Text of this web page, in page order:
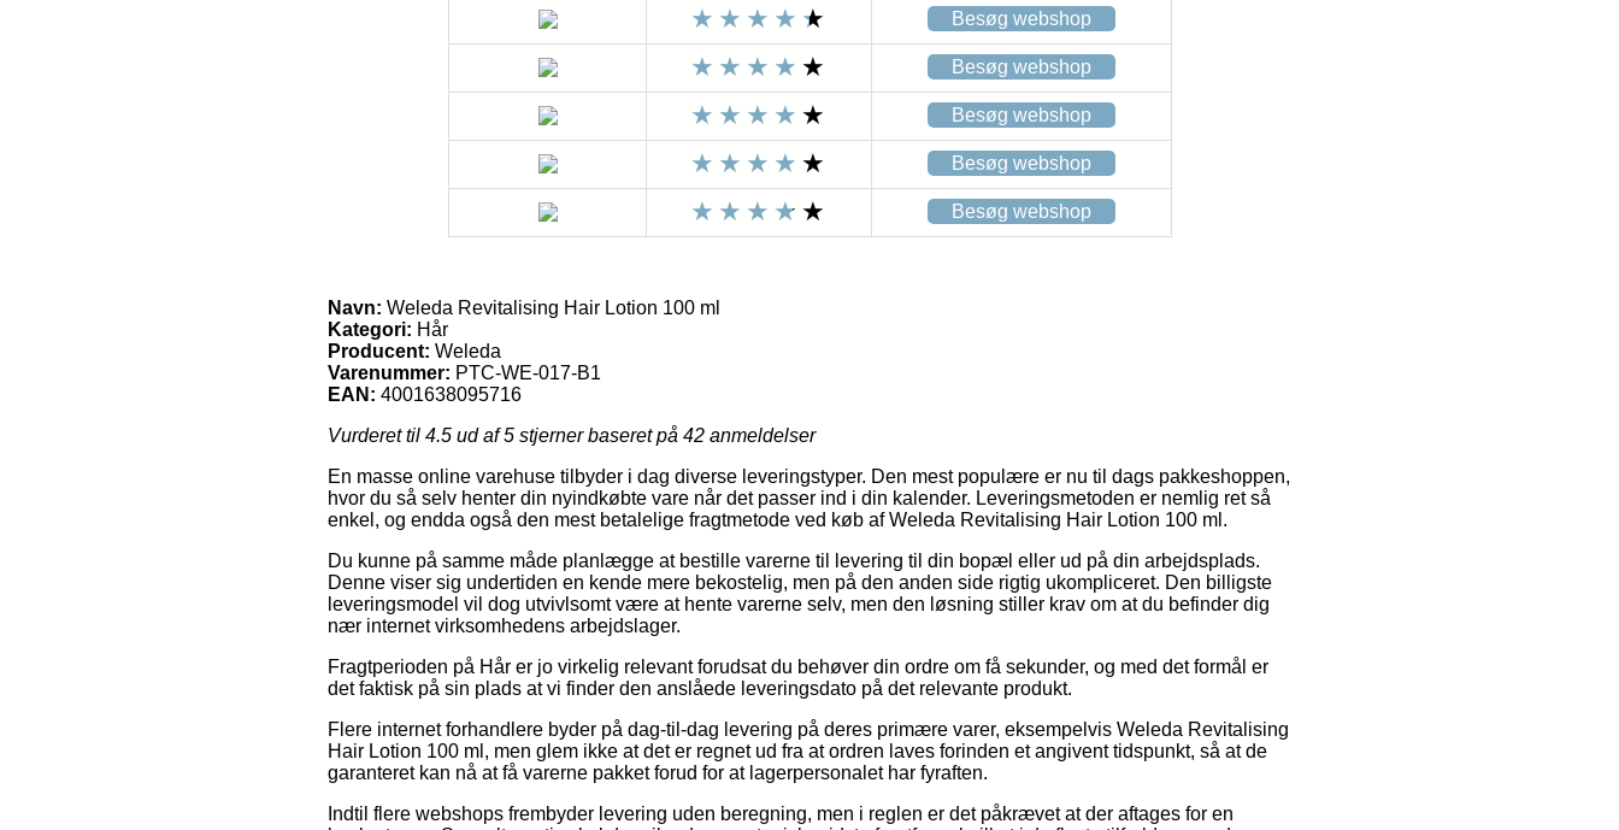
Besøg webshop
Besøg webshop
Besøg webshop
Besøg webshop
Besøg webshop
Navn: Weleda Revitalising Hair Lotion 100 ml
Kategori: Hår
Producent: Weleda
Varenummer: PTC-WE-017-B1
EAN: 4001638095716
Vurderet til 4.5 ud af 5 stjerner baseret på 42 anmeldelser
En masse online varehuse tilbyder i dag diverse leveringstyper. Den mest populære er nu til dags pakkeshoppen,
hvor du så selv henter din nyindkøbte vare når det passer ind i din kalender. Leveringsmetoden er nemlig ret så
enkel, og endda også den mest betalelige fragtmetode ved køb af Weleda Revitalising Hair Lotion 100 ml.
Du kunne på samme måde planlægge at bestille varerne til levering til din bopæl eller ud på din arbejdsplads.
Denne viser sig undertiden en kende mere bekostelig, men på den anden side rigtig ukompliceret. Den billigste
leveringsmodel vil dog utvivlsomt være at hente varerne selv, men den løsning stiller krav om at du befinder dig
nær internet virksomhedens arbejdslager.
Fragtperioden på Hår er jo virkelig relevant forudsat du behøver din ordre om få sekunder, og med det formål er
det faktisk på sin plads at vi finder den anslåede leveringsdato på det relevante produkt.
Flere internet forhandlere byder på dag-til-dag levering på deres primære varer, eksempelvis Weleda Revitalising
Hair Lotion 100 ml, men glem ikke at det er regnet ud fra at ordren laves forinden et angivent tidspunkt, så at de
garanteret kan nå at få varerne pakket forud for at lagerpersonalet har fyraften.
Indtil flere webshops frembyder levering uden beregning, men i reglen er det påkrævet at der aftages for en